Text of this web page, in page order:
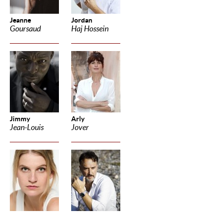
Jeanne
Goursaud
Jordan
Haj Hossein
Jimmy
Jean-Louis
Arly
Jover